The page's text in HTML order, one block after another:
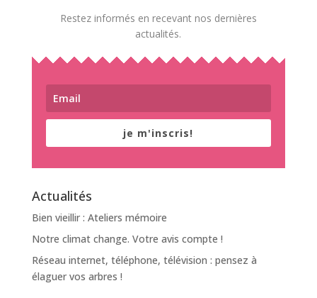
Restez informés en recevant nos dernières
actualités.
je m'inscris!
Actualités
Bien vieillir : Ateliers mémoire
Notre climat change. Votre avis compte !
Réseau internet, téléphone, télévision : pensez à
élaguer vos arbres !